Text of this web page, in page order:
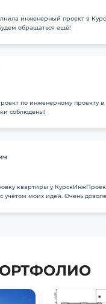
инженерный проект в
обращаться ещё!
по инженерному проекту в
соблюдены!
квартиры у
учётом моих идей. Очень